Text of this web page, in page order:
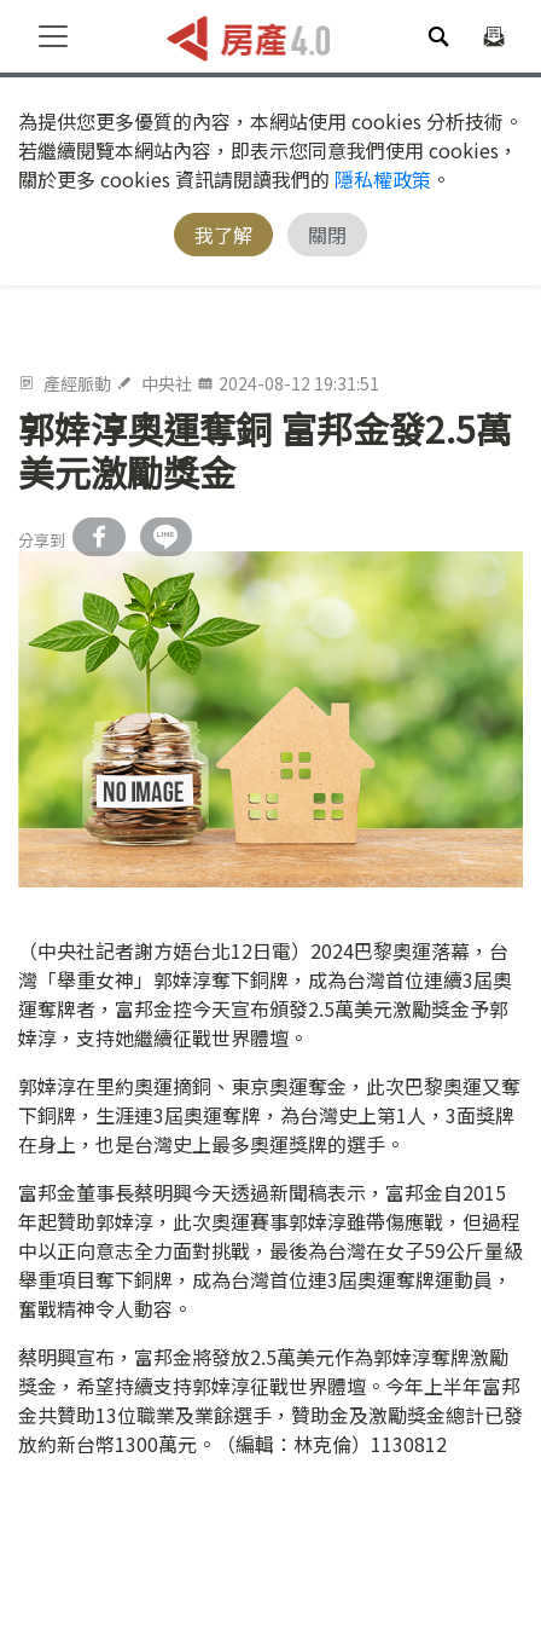
為提供您更多優質的內容，本網站使用 cookies 分析技術。
若繼續閱覽本網站內容，即表示您同意我們使用 cookies，
關於更多 cookies 資訊請閱讀我們的 隱私權政策 。
我了解
關閉
產經脈動 中央社 2024-08-12 19:31:51
郭婞淳奧運奪銅 富邦金發2.5萬
美元激勵獎金
分享到
（中央社記者謝方娪台北12日電）2024巴黎奧運落幕，台
灣「舉重女神」郭婞淳奪下銅牌，成為台灣首位連續3屆奧
運奪牌者，富邦金控今天宣布頒發2.5萬美元激勵獎金予郭
婞淳，支持她繼續征戰世界體壇。
郭婞淳在里約奧運摘銅、東京奧運奪金，此次巴黎奧運又奪
下銅牌，生涯連3屆奧運奪牌，為台灣史上第1人，3面獎牌
在身上，也是台灣史上最多奧運獎牌的選手。
富邦金董事長蔡明興今天透過新聞稿表示，富邦金自2015
年起贊助郭婞淳，此次奧運賽事郭婞淳雖帶傷應戰，但過程
中以正向意志全力面對挑戰，最後為台灣在女子59公斤量級
舉重項目奪下銅牌，成為台灣首位連3屆奧運奪牌運動員，
奮戰精神令人動容。
蔡明興宣布，富邦金將發放2.5萬美元作為郭婞淳奪牌激勵
獎金，希望持續支持郭婞淳征戰世界體壇。今年上半年富邦
金共贊助13位職業及業餘選手，贊助金及激勵獎金總計已發
放約新台幣1300萬元。（編輯：林克倫）1130812